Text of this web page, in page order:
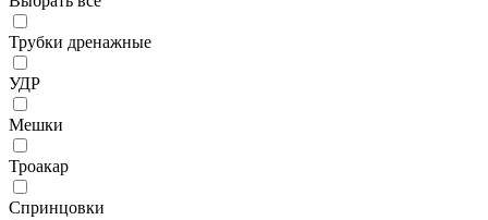
Трубки дренажные
УДР
Мешки
Троакар
Спринцовки